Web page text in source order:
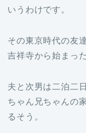
いうわけです。
その東京時代の友
吉祥寺から始まっ
夫と次男は二泊二
ちゃん兄ちゃんの
るそう。